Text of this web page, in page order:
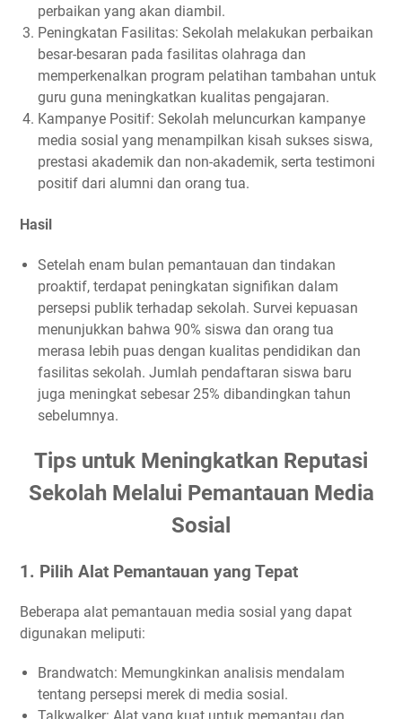
perbaikan yang akan diambil.
Peningkatan Fasilitas: Sekolah melakukan perbaikan
besar-besaran pada fasilitas olahraga dan
memperkenalkan program pelatihan tambahan untuk
guru guna meningkatkan kualitas pengajaran.
Kampanye Positif: Sekolah meluncurkan kampanye
media sosial yang menampilkan kisah sukses siswa,
prestasi akademik dan non-akademik, serta testimoni
positif dari alumni dan orang tua.
Hasil
Setelah enam bulan pemantauan dan tindakan
proaktif, terdapat peningkatan signifikan dalam
persepsi publik terhadap sekolah. Survei kepuasan
menunjukkan bahwa 90% siswa dan orang tua
merasa lebih puas dengan kualitas pendidikan dan
fasilitas sekolah. Jumlah pendaftaran siswa baru
juga meningkat sebesar 25% dibandingkan tahun
sebelumnya.
Tips untuk Meningkatkan Reputasi
Sekolah Melalui Pemantauan Media
Sosial
1. Pilih Alat Pemantauan yang Tepat
Beberapa alat pemantauan media sosial yang dapat
digunakan meliputi:
Brandwatch: Memungkinkan analisis mendalam
tentang persepsi merek di media sosial.
Talkwalker: Alat yang kuat untuk memantau dan